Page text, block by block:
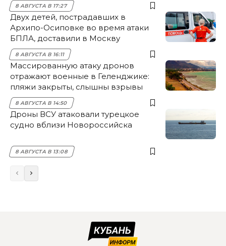
8 АВГУСТА В 17:27
Двух детей, пострадавших в
Архипо-Осиповке во время атаки
БПЛА, доставили в Москву
8 АВГУСТА В 16:11
Массированную атаку дронов
отражают военные в Геленджике:
пляжи закрыты, слышны взрывы
8 АВГУСТА В 14:50
Дроны ВСУ атаковали турецкое
судно вблизи Новороссийска
8 АВГУСТА В 13:08